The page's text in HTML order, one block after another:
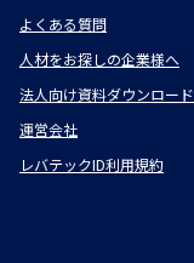
よくある質問
人材をお探しの企業様へ
法人向け資料ダウンロード
運営会社
レバテックID利用規約